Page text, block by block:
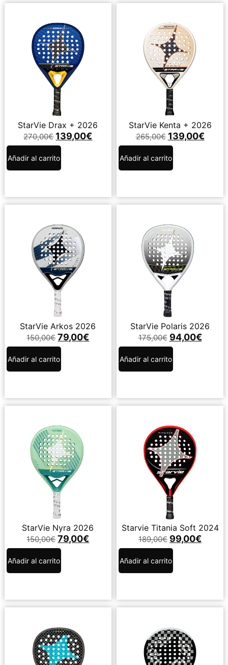
StarVie Drax + 2026
270,00€ 139,00€
Añadir al carrito
StarVie Kenta + 2026
265,00€ 139,00€
Añadir al carrito
StarVie Arkos 2026
150,00€ 79,00€
Añadir al carrito
StarVie Polaris 2026
175,00€ 94,00€
Añadir al carrito
StarVie Nyra 2026
150,00€ 79,00€
Añadir al carrito
Starvie Titania Soft 2024
189,00€ 99,00€
Añadir al carrito